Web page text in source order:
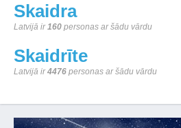
Skaidra
Latvijā ir160 personas ar šādu vārdu
Skaidrīte
Latvijā ir4476 personas ar šādu vārdu